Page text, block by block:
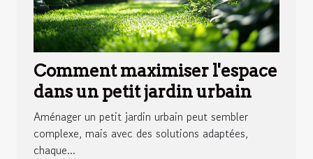
Comment maximiser l'espace
dans un petit jardin urbain
Aménager un petit jardin urbain peut sembler
complexe, mais avec des solutions adaptées,
chaque...